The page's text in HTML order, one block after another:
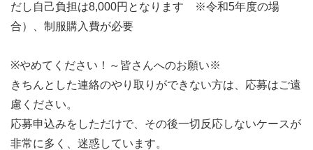
だし自己負担は8,000円となります ※令和5年度の場
合）、制服購入費が必要
※やめてください！～皆さんへのお願い※
きちんとした連絡のやり取りができない方は、応募はご遠
慮ください。
応募申込みをしただけで、その後一切反応しないケースが
非常に多く、迷惑しています。